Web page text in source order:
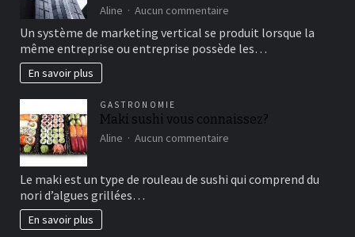
Aline Aucun commentaire
fonctionne
le
Un système de marketing vertical se produit lorsque la
même entreprise ou entreprise possède les…
En savoir plus
GASTRONOMIE
Maki sushi vous connaissez?
Aline Aucun commentaire
vous
Le maki est un type de rouleau de sushi qui comprend du
nori d’algues grillées…
En savoir plus